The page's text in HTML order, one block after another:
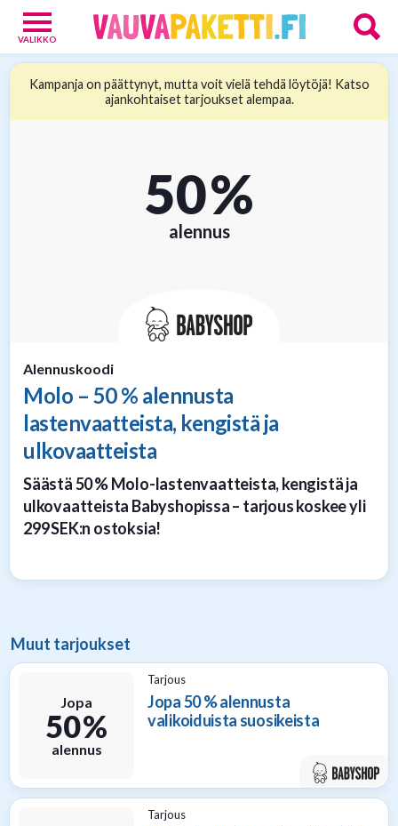
VALIKKO
Kampanja on päättynyt, mutta voit vielä tehdä löytöjä! Katso
ajankohtaiset tarjoukset alempaa.
50 %
alennus
Alennuskoodi
Molo – 50 % alennusta
lastenvaatteista, kengistä ja
ulkovaatteista
Säästä 50 % Molo-lastenvaatteista, kengistä ja
ulkovaatteista Babyshopissa – tarjous koskee yli
299 SEK:n ostoksia!
Muut tarjoukset
Jopa
50 %
alennus
Tarjous
Jopa 50 % alennusta
valikoiduista suosikeista
Tarjous
Vanhemmille